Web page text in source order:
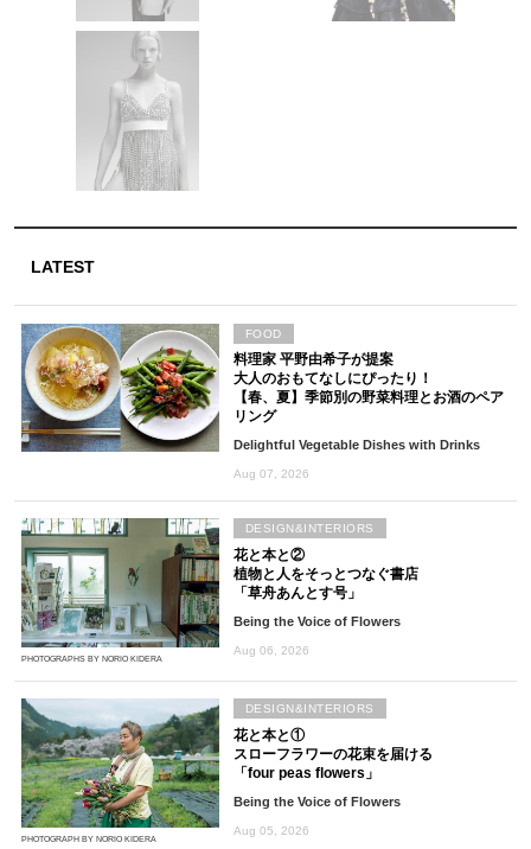
LATEST
料理家 平野由希子が提案
大人のおもてなしにぴったり！
【春、夏】季節別の野菜料理とお酒のペア
リング
Delightful Vegetable Dishes with Drinks
Aug 07, 2026
FOOD
PHOTOGRAPHS BY NORIO KIDERA
花と本と②
植物と人をそっとつなぐ書店
「草舟あんとす号」
Being the Voice of Flowers
Aug 06, 2026
DESIGN&INTERIORS
PHOTOGRAPH BY NORIO KIDERA
花と本と①
スローフラワーの花束を届ける
「four peas flowers」
Being the Voice of Flowers
Aug 05, 2026
DESIGN&INTERIORS